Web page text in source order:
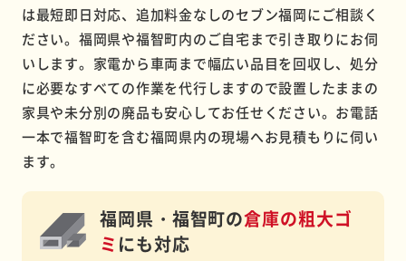
は最短即日対応、追加料金なしのセブン福岡にご相談く
ださい。福岡県や福智町内のご自宅まで引き取りにお伺
いします。家電から車両まで幅広い品目を回収し、処分
に必要なすべての作業を代行しますので設置したままの
家具や未分別の廃品も安心してお任せください。お電話
一本で福智町を含む福岡県内の現場へお見積もりに伺い
ます。
福岡県・福智町の倉庫の粗大ゴ
ミ にも対応